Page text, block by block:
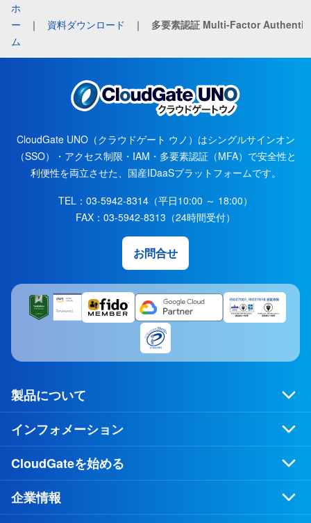
ホ
ー
ム
｜ 資料ダウンロード ｜
CloudGate UNO（クラウドゲート ウノ）はシングルサインオン
（SSO）・アクセス制限・IAM・多要素認証（MFA）で安全性と
利便性を両立させた、国産IDaaSプラットフォームです。
TEL： 03-5942-8314 （平日10:00 ～ 18:00）
FAX： 03-5942-8313 （24時間受付）
お問合せ
製品について
インフォメーション
CloudGateを始める
企業情報